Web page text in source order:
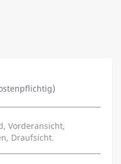
Vorderansicht,
Draufsicht.